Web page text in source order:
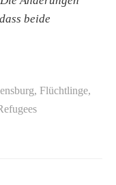
beide
, Flüchtlinge,